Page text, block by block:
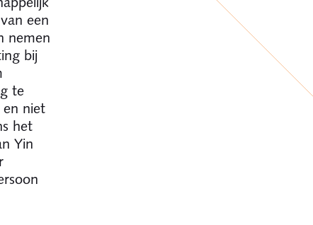
een
nemen
bij
te
niet
het
Yin